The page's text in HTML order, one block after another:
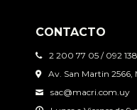
CONTACTO
2 200 77 05 / 092
Av. San Martin 2566,
sac@macri.com.uy